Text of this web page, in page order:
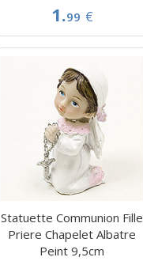
1.99 €
Statuette Communion Fille
Priere Chapelet Albatre
Peint 9,5cm